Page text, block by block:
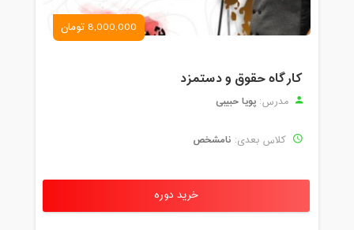
8,000,000 تومان
کارگاه حقوق و دستمزد
مدرس: پویا حبیبی
کلاس بعدی: نامشخص
خرید دوره